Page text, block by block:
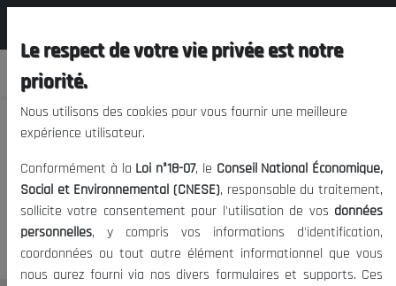
Nous vous prions de nous
excuser, mais l'accès à ce
contenu est restreint.
Le respect de votre vie privée est notre
priorité.
Nous utilisons des cookies pour vous fournir une meilleure
expérience utilisateur.
Conformément à la Loi n°18-07, le Conseil National Économique,
Social et Environnemental (CNESE), responsable du traitement,
sollicite votre consentement pour l'utilisation de vos données
personnelles, y compris vos informations d'identification,
coordonnées ou tout autre élément informationnel que vous
nous aurez fourni via nos divers formulaires et supports. Ces